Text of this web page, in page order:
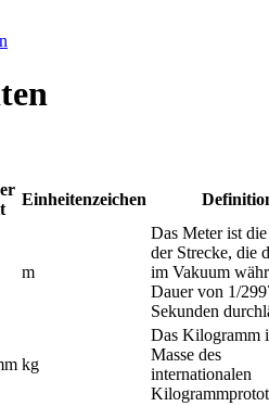
Einheitenzeichen
m
Das Meter ist
der Strecke, die
im Vakuum
Dauer von 1/
Sekunden
kg
Das Kilogramm
Masse des
internationalen